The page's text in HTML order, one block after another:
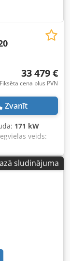
33 479 €
Fiksēta cena plus PVN
Zvanīt
171 kW
veids:
garums:
sludinājuma